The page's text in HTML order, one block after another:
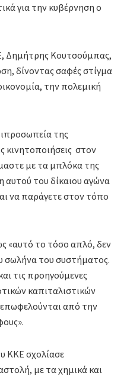
για την κυβέρνηση ο
Δημήτρης Κουτσούμπας,
δίνοντας σαφές στίγμα
την πολεμική
της
κινητοποιήσεις στον
με τα μπλόκα της
αυτού του δίκαιου αγώνα
να παράγετε στον τόπο
«αυτό το τόσο απλό, δεν
σωλήνα του συστήματος.
τις προηγούμενες
καπιταλιστικών
από την
ΚΚΕ σχολίασε
με τα χημικά και